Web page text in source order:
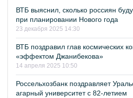
ВТБ выяснил, сколько россиян
при планировании Нового года
23 декабря 2025 14:30
ВТБ поздравил глав космических
«эффектом Джанибекова»
14 апреля 2025 10:50
Россельхозбанк поздравляет
агарный университет с 82-летием